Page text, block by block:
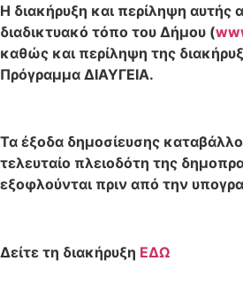
Η διακήρυξη και περίληψη αυτής
διαδικτυακό τόπο του Δήμου (
καθώς και περίληψη της
Πρόγραμμα ΔΙΑΥΓΕΙΑ.
Τα έξοδα δημοσίευσης
τελευταίο πλειοδότη της
εξοφλούνται πριν από την
Δείτε τη διακήρυξη ΕΔΩ